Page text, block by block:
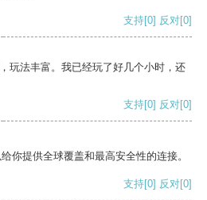
支持[0] 反对[0]
玩法丰富。我已经玩了好几个小时，还
支持[0] 反对[0]
你提供全球覆盖和最高安全性的连接。
支持[0] 反对[0]